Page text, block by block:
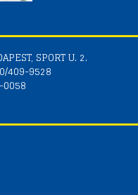
SPORT U. 2.
409-9528
0058